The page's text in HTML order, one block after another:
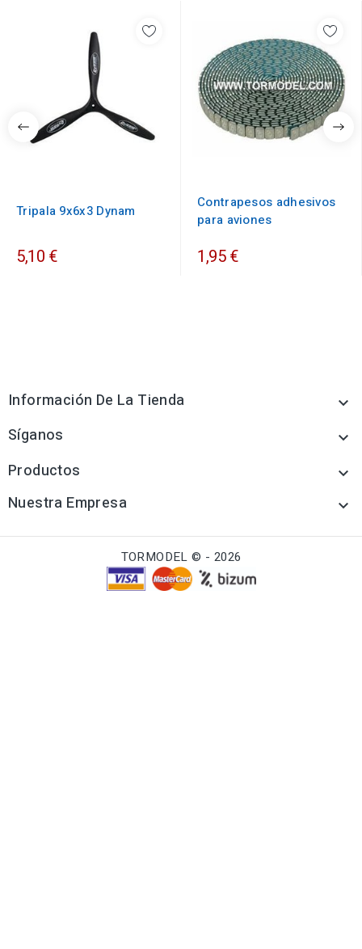
Tripala 9x6x3 Dynam
5,10 €
Contrapesos adhesivos
para aviones
1,95 €
Información De La Tienda 
Síganos 
Productos 
Nuestra Empresa 
TORMODEL © - 2026